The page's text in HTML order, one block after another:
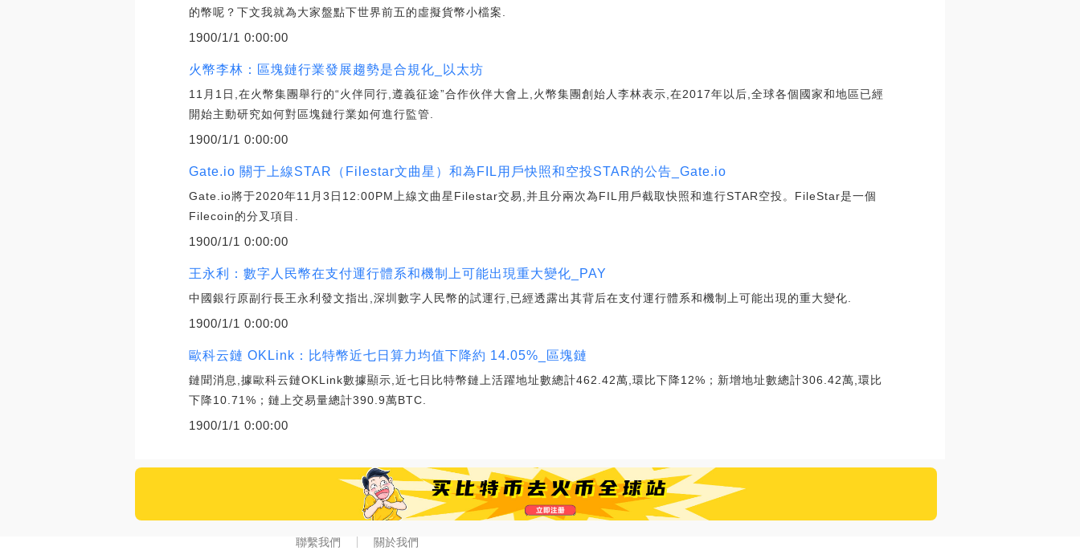
的幣呢？下文我就為大家盤點下世界前五的虛擬貨幣小檔案.
1900/1/1 0:00:00
火幣李林：區塊鏈行業發展趨勢是合規化_以太坊
11月1日,在火幣集團舉行的“火伴同行,遵義征途”合作伙伴大會上,火幣集團創始人李林表示,在2017年以后,全球各個國家和地區已經
開始主動研究如何對區塊鏈行業如何進行監管.
1900/1/1 0:00:00
Gate.io 關于上線STAR（Filestar文曲星）和為FIL用戶快照和空投STAR的公告_Gate.io
Gate.io將于2020年11月3日12:00PM上線文曲星Filestar交易,并且分兩次為FIL用戶截取快照和進行STAR空投。FileStar是一個
Filecoin的分叉項目.
1900/1/1 0:00:00
王永利：數字人民幣在支付運行體系和機制上可能出現重大變化_PAY
中國銀行原副行長王永利發文指出,深圳數字人民幣的試運行,已經透露出其背后在支付運行體系和機制上可能出現的重大變化.
1900/1/1 0:00:00
歐科云鏈 OKLink：比特幣近七日算力均值下降約 14.05%_區塊鏈
鏈聞消息,據歐科云鏈OKLink數據顯示,近七日比特幣鏈上活躍地址數總計462.42萬,環比下降12%；新增地址數總計306.42萬,環比
下降10.71%；鏈上交易量總計390.9萬BTC.
1900/1/1 0:00:00
聯繫我們 關於我們